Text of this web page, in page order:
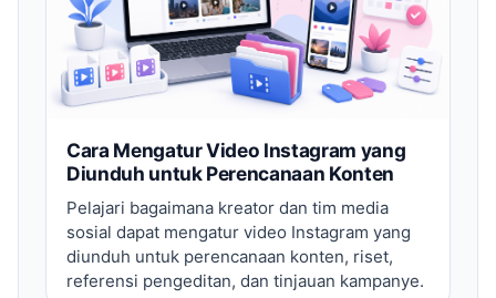
Cara Mengatur Video Instagram yang
Diunduh untuk Perencanaan Konten
Pelajari bagaimana kreator dan tim media
sosial dapat mengatur video Instagram yang
diunduh untuk perencanaan konten, riset,
referensi pengeditan, dan tinjauan kampanye.